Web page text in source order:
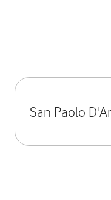
San Paolo